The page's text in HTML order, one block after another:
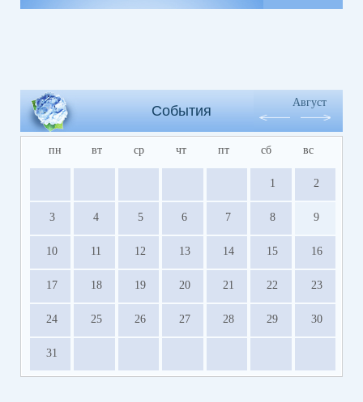
События
Август
пн вт ср чт пт сб вс
1 2
3 4 5 6 7 8 9
10 11 12 13 14 15 16
17 18 19 20 21 22 23
24 25 26 27 28 29 30
31